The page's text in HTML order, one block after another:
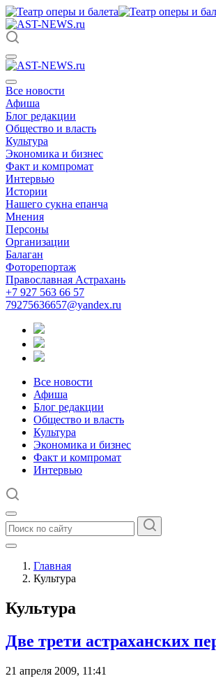
Все новости
Афиша
Блог редакции
Общество и власть
Культура
Экономика и бизнес
Факт и компромат
Интервью
Истории
Нашего сукна епанча
Мнения
Персоны
Организации
Балаган
Фоторепортаж
Православная Астрахань
+7 927 563 66 57
79275636657@yandex.ru
Все новости
Афиша
Блог редакции
Общество и власть
Культура
Экономика и бизнес
Факт и компромат
Интервью
Главная
Культура
Культура
Две трети астраханских
21 апреля 2009, 11:41